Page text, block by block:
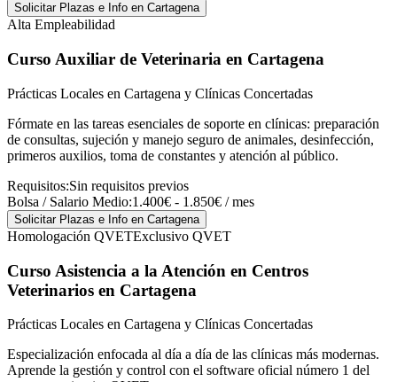
Solicitar Plazas e Info en Cartagena
Alta Empleabilidad
Curso Auxiliar de Veterinaria en Cartagena
Prácticas Locales en Cartagena y Clínicas Concertadas
Fórmate en las tareas esenciales de soporte en clínicas: preparación
de consultas, sujeción y manejo seguro de animales, desinfección,
primeros auxilios, toma de constantes y atención al público.
Requisitos:Sin requisitos previos
Bolsa / Salario Medio:1.400€ - 1.850€ / mes
Solicitar Plazas e Info en Cartagena
Homologación QVETExclusivo QVET
Curso Asistencia a la Atención en Centros
Veterinarios en Cartagena
Prácticas Locales en Cartagena y Clínicas Concertadas
Especialización enfocada al día a día de las clínicas más modernas.
Aprende la gestión y control con el software oficial número 1 del